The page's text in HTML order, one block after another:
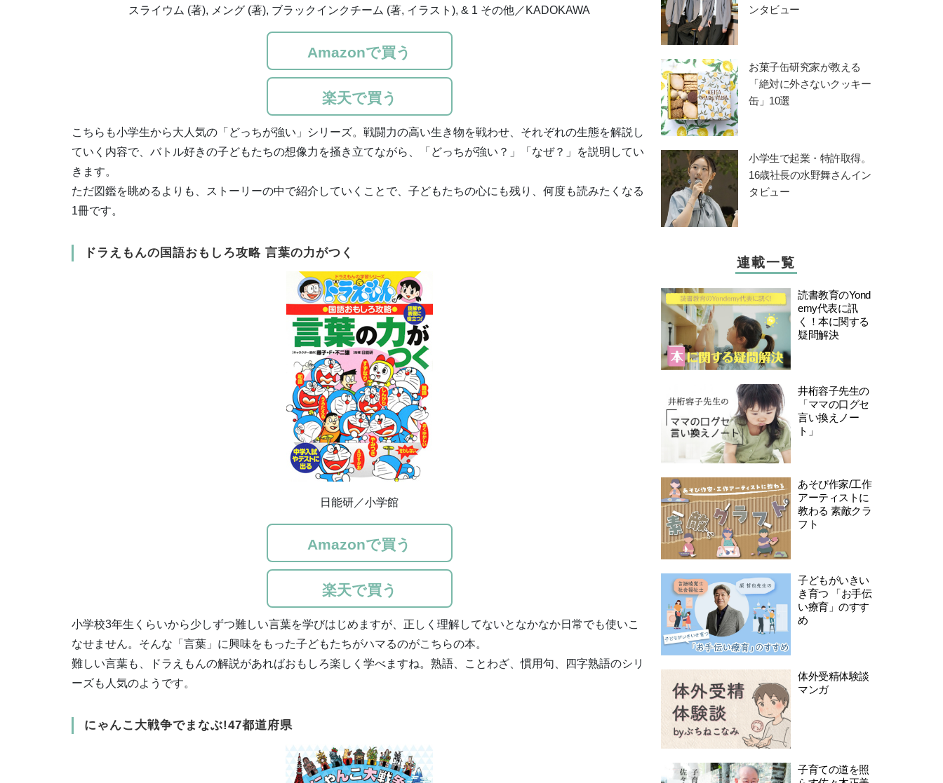
スライウム (著), メング (著), ブラックインクチーム (著, イラスト), & 1 その他／KADOKAWA
Amazonで買う
楽天で買う
こちらも小学生から大人気の「どっちが強い」シリーズ。戦闘力の高い生き物を戦わせ、それぞれの生態を解説し
ていく内容で、バトル好きの子どもたちの想像力を掻き立てながら、「どっちが強い？」「なぜ？」を説明してい
きます。
ただ図鑑を眺めるよりも、ストーリーの中で紹介していくことで、子どもたちの心にも残り、何度も読みたくなる
1冊です。
ドラえもんの国語おもしろ攻略 言葉の力がつく
日能研／小学館
Amazonで買う
楽天で買う
小学校3年生くらいから少しずつ難しい言葉を学びはじめますが、正しく理解してないとなかなか日常でも使いこ
なせません。そんな「言葉」に興味をもった子どもたちがハマるのがこちらの本。
難しい言葉も、ドラえもんの解説があればおもしろ楽しく学べますね。熟語、ことわざ、慣用句、四字熟語のシリ
ーズも人気のようです。
にゃんこ大戦争でまなぶ!47都道府県
ンタビュー
お菓子缶研究家が教える
「絶対に外さないクッキー
缶」10選
小学生で起業・特許取得。
16歳社長の水野舞さんイン
タビュー
連載一覧
読書教育のYond
emy代表に訊
く！本に関する
疑問解決
井桁容子先生の
「ママの口グセ
言い換えノー
ト」
あそび作家/工作
アーティストに
教わる 素敵クラ
フト
子どもがいきい
き育つ 「お手伝
い療育」のすす
め
体外受精体験談
マンガ
子育ての道を照